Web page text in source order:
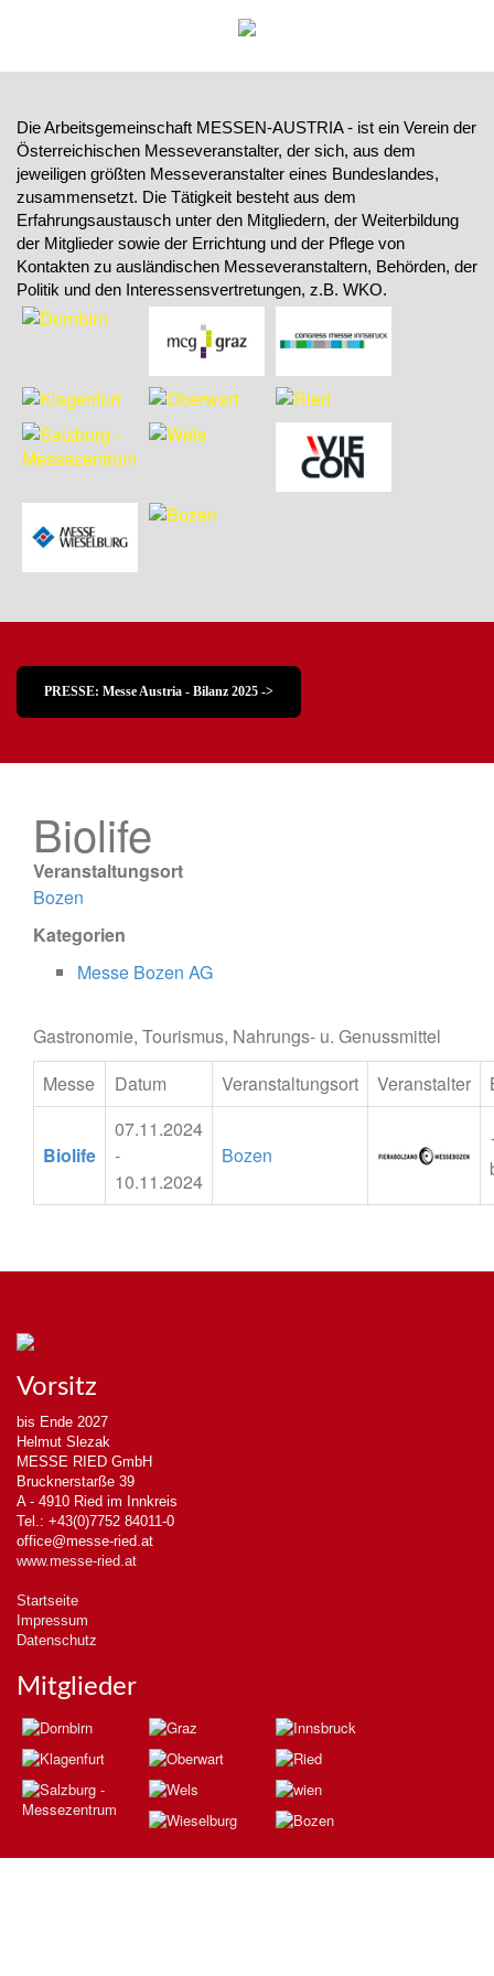
Die Arbeitsgemeinschaft MESSEN-AUSTRIA - ist ein Verein der
Österreichischen Messeveranstalter, der sich, aus dem
jeweiligen größten Messeveranstalter eines Bundeslandes,
zusammensetzt. Die Tätigkeit besteht aus dem
Erfahrungsaustausch unter den Mitgliedern, der Weiterbildung
der Mitglieder sowie der Errichtung und der Pflege von
Kontakten zu ausländischen Messeveranstaltern, Behörden, der
Politik und den Interessensvertretungen, z.B. WKO.
PRESSE: Messe Austria - Bilanz 2025 ->
Biolife
Veranstaltungsort
Bozen
Kategorien
Messe Bozen AG
Gastronomie, Tourismus, Nahrungs- u. Genussmittel
Messe
Datum Veranstaltungsort Veranstalter
Biolife
07.11.2024
-
10.11.2024
Bozen
Vorsitz
bis Ende 2027
Helmut Slezak
MESSE RIED GmbH
Brucknerstarße 39
A - 4910 Ried im Innkreis
Tel.: +43(0)7752 84011-0
office@messe-ried.at
www.messe-ried.at
Startseite
Impressum
Datenschutz
Mitglieder